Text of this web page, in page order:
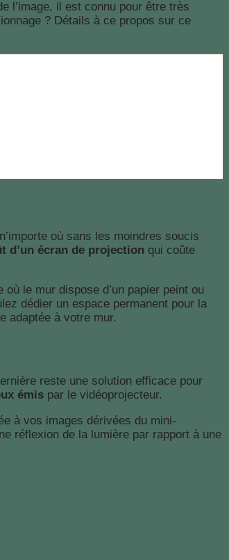
l’image, il est connu pour être très
? Détails à ce propos sur ce
où sans les moindres soucis
d’un écran de projection qui coûte
le mur dispose d’un papier peint ou
dédier un espace permanent pour la
adaptée à votre mur.
reste une solution efficace pour
émis par le vidéoprojecteur.
à vos images dérivées du mini-
réflexion de la lumière par rapport à une